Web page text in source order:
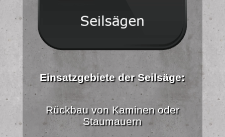
Einsatzgebiete der Seilsäge:
Rückbau von Kaminen oder
Staumauern